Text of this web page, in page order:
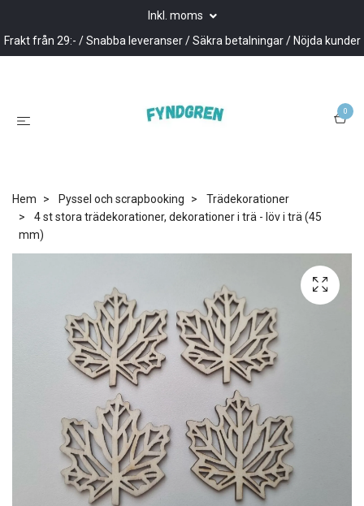
Inkl. moms
Frakt från 29:- / Snabba leveranser / Säkra betalningar / Nöjda kunder
0
Hem Pyssel och scrapbooking
Trädekorationer
4 st stora trädekorationer, dekorationer i trä - löv i trä (45
mm)